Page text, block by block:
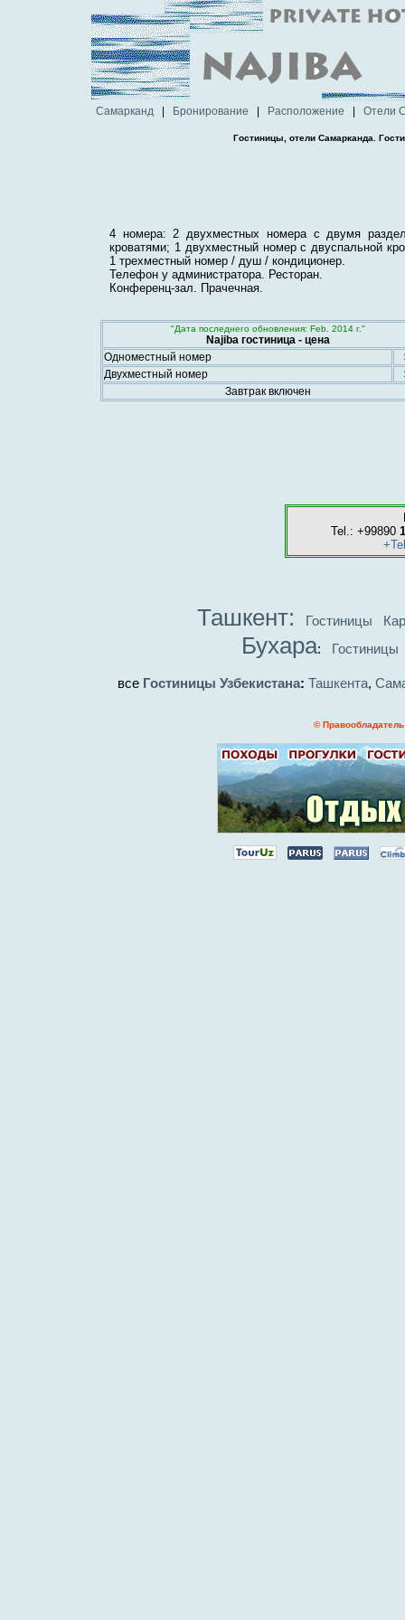
Самарканд Бронирование Расположение Отели
Гостиницы, отели Самарканда.
4 номера: 2 двухместных номера с двумя
кроватями; 1 двухместный номер с двуспальной
1 трехместный номер / душ / кондиционер.
Телефон у администратора. Ресторан.
Конференц-зал. Прачечная.
"Дата последнего обновления: Feb. 2014 г."
Najiba гостиница - цена
Одноместный номер
Двухместный номер
Завтрак включен
Tel.: +99890
Ташкент: Гостиницы
Бухара: Гостиницы
все Гостиницы Узбекистана: Ташкента,
©